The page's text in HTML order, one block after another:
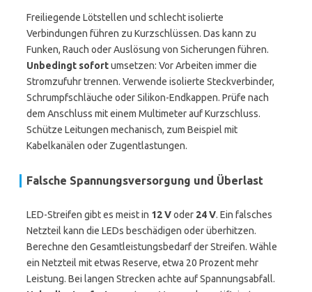
Freiliegende Lötstellen und schlecht isolierte
Verbindungen führen zu Kurzschlüssen. Das kann zu
Funken, Rauch oder Auslösung von Sicherungen führen.
Unbedingt sofortumsetzen: Vor Arbeiten immer die
Stromzufuhr trennen. Verwende isolierte Steckverbinder,
Schrumpfschläuche oder Silikon-Endkappen. Prüfe nach
dem Anschluss mit einem Multimeter auf Kurzschluss.
Schütze Leitungen mechanisch, zum Beispiel mit
Kabelkanälen oder Zugentlastungen.
Falsche Spannungsversorgung und Überlast
LED-Streifen gibt es meist in 12 Voder 24 V. Ein falsches
Netzteil kann die LEDs beschädigen oder überhitzen.
Berechne den Gesamtleistungsbedarf der Streifen. Wähle
ein Netzteil mit etwas Reserve, etwa 20 Prozent mehr
Leistung. Bei langen Strecken achte auf Spannungsabfall.